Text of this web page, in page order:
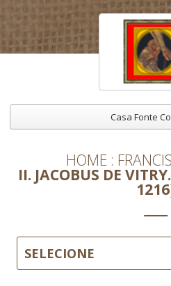
Casa Fonte
HOME
II. JACOBUS DE
SELECIONE